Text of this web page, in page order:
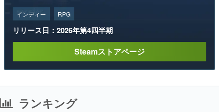
インディー RPG
リリース日：2026年第4四半期
Steamストアページ
ランキング